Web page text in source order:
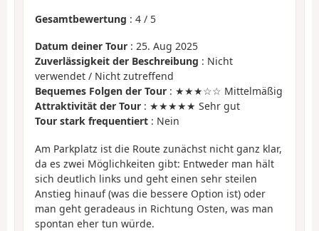
Gesamtbewertung : 4 / 5
Datum deiner Tour : 25. Aug 2025
Zuverlässigkeit der Beschreibung : Nicht
verwendet / Nicht zutreffend
Bequemes Folgen der Tour : ★★★☆☆ Mittelmäßig
Attraktivität der Tour : ★★★★★ Sehr gut
Tour stark frequentiert : Nein
Am Parkplatz ist die Route zunächst nicht ganz klar,
da es zwei Möglichkeiten gibt: Entweder man hält
sich deutlich links und geht einen sehr steilen
Anstieg hinauf (was die bessere Option ist) oder
man geht geradeaus in Richtung Osten, was man
spontan eher tun würde.